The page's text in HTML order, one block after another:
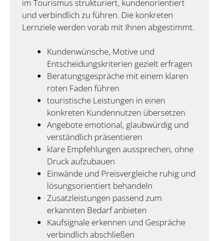
im Tourismus strukturiert, kundenorientiert
und verbindlich zu führen. Die konkreten
Lernziele werden vorab mit Ihnen abgestimmt.
Kundenwünsche, Motive und
Entscheidungskriterien gezielt erfragen
Beratungsgespräche mit einem klaren
roten Faden führen
touristische Leistungen in einen
konkreten Kundennutzen übersetzen
Angebote emotional, glaubwürdig und
verständlich präsentieren
klare Empfehlungen aussprechen, ohne
Druck aufzubauen
Einwände und Preisvergleiche ruhig und
lösungsorientiert behandeln
Zusatzleistungen passend zum
erkannten Bedarf anbieten
Kaufsignale erkennen und Gespräche
verbindlich abschließen